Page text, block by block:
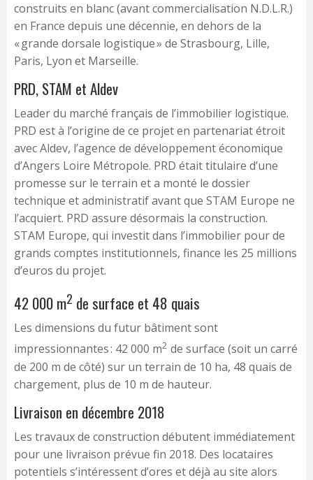
construits en blanc (avant commercialisation N.D.L.R.)
en France depuis une décennie, en dehors de la
« grande dorsale logistique » de Strasbourg, Lille,
Paris, Lyon et Marseille.
PRD, STAM et Aldev
Leader du marché français de l’immobilier logistique.
PRD est à l’origine de ce projet en partenariat étroit
avec Aldev, l’agence de développement économique
d’Angers Loire Métropole. PRD était titulaire d’une
promesse sur le terrain et a monté le dossier
technique et administratif avant que STAM Europe ne
l’acquiert. PRD assure désormais la construction.
STAM Europe, qui investit dans l’immobilier pour de
grands comptes institutionnels, finance les 25 millions
d’euros du projet.
42 000 m2 de surface et 48 quais
Les dimensions du futur bâtiment sont
impressionnantes : 42 000 m2 de surface (soit un carré
de 200 m de côté) sur un terrain de 10 ha, 48 quais de
chargement, plus de 10 m de hauteur.
Livraison en décembre 2018
Les travaux de construction débutent immédiatement
pour une livraison prévue fin 2018. Des locataires
potentiels s’intéressent d’ores et déjà au site alors